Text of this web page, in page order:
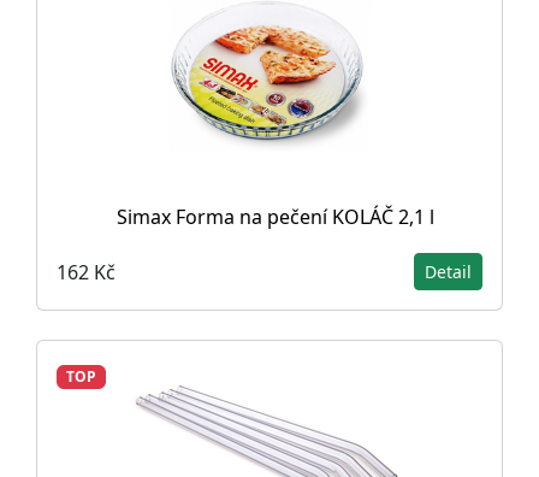
Simax Forma na pečení KOLÁČ 2,1 l
162 Kč Detail
TOP